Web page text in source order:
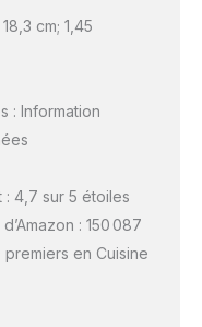
cm; 1,45
: Information
4,7 sur 5 étoiles
: 150 087
premiers en Cuisine